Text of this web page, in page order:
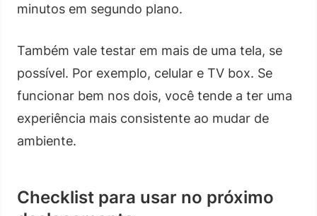
minutos em segundo plano.
Também vale testar em mais de uma tela, se
possível. Por exemplo, celular e TV box. Se
funcionar bem nos dois, você tende a ter uma
experiência mais consistente ao mudar de
ambiente.
Checklist para usar no próximo